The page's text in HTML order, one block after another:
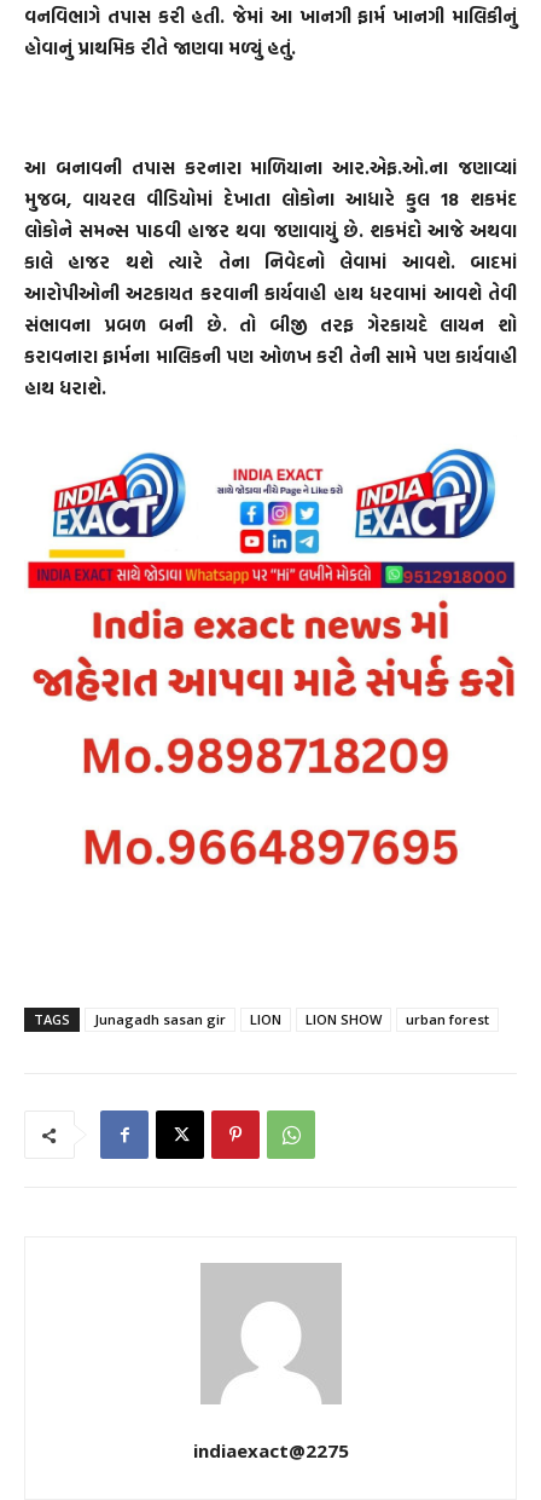
વનવિભાગે તપાસ કરી હતી. જેમાં આ ખાનગી ફાર્મ ખાનગી માલિકીનું
હોવાનું પ્રાથમિક રીતે જાણવા મળ્યું હતું.
આ બનાવની તપાસ કરનારા માળિયાના આર.એફ.ઓ.ના જણાવ્યાં
મુજબ, વાયરલ વીડિયોમાં દેખાતા લોકોના આધારે કુલ 18 શકમંદ
લોકોને સમન્સ પાઠવી હાજર થવા જણાવાયું છે. શકમંદો આજે અથવા
કાલે હાજર થશે ત્યારે તેના નિવેદનો લેવામાં આવશે. બાદમાં
આરોપીઓની અટકાયત કરવાની કાર્યવાહી હાથ ધરવામાં આવશે તેવી
સંભાવના પ્રબળ બની છે. તો બીજી તરફ ગેરકાયદે લાયન શો
કરાવનારા ફાર્મના માલિકની પણ ઓળખ કરી તેની સામે પણ કાર્યવાહી
હાથ ધરાશે.
TAGS Junagadh sasan gir LION LION SHOW urban forest
indiaexact@2275